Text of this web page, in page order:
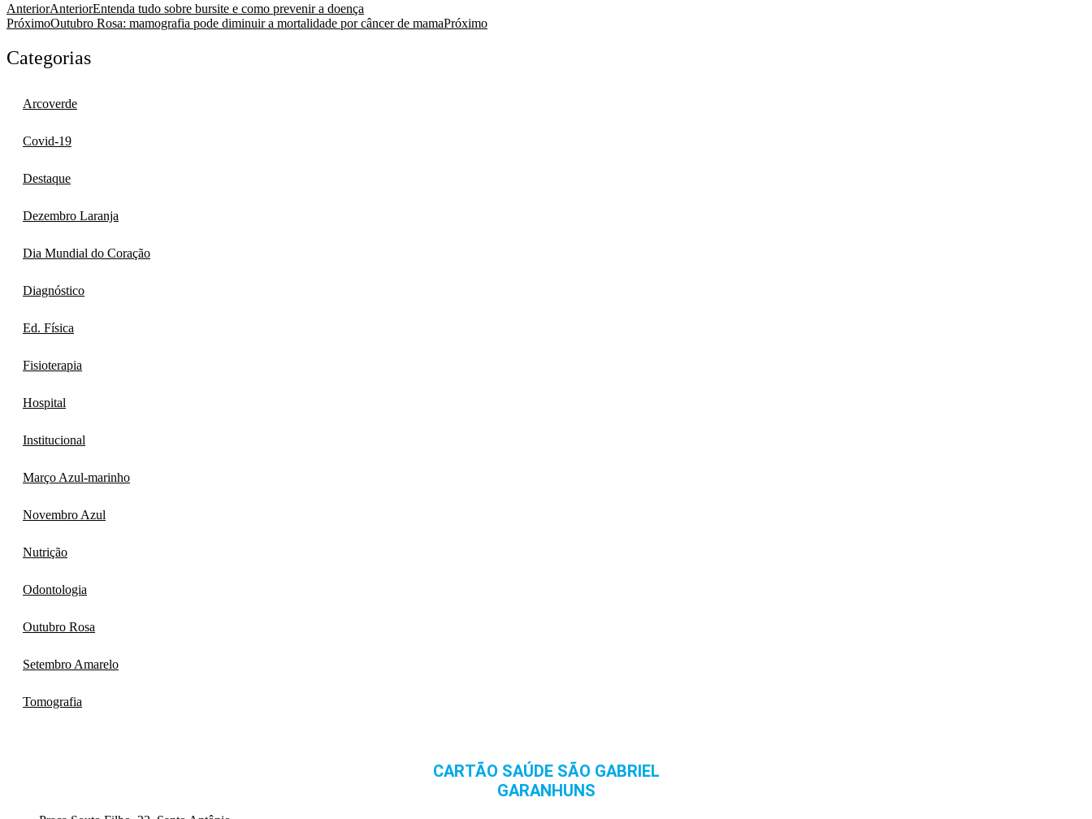
AnteriorAnteriorEntenda tudo sobre bursite e como prevenir a doença
PróximoOutubro Rosa: mamografia pode diminuir a mortalidade por câncer de mamaPróximo
Categorias
Arcoverde
Covid-19
Destaque
Dezembro Laranja
Dia Mundial do Coração
Diagnóstico
Ed. Física
Fisioterapia
Hospital
Institucional
Março Azul-marinho
Novembro Azul
Nutrição
Odontologia
Outubro Rosa
Setembro Amarelo
Tomografia
CARTÃO SAÚDE SÃO GABRIEL
GARANHUNS